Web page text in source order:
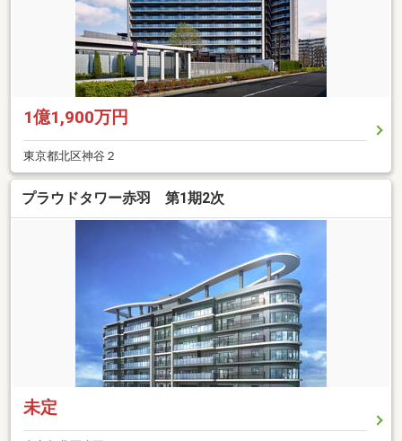
1億1,900万円
東京都北区神谷２
プラウドタワー赤羽 第1期2次
未定